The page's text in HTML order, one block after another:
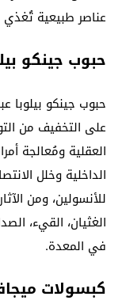
عناصر طبيعية تُغذي
حبوب جينكو
حبوب جينكو بيلوبا
على التخفيف من
العقلية ومُعالجة
الداخلية وخلل
للأنسولين، ومن
الغثيان، القيء،
في المعدة.
كبسولات